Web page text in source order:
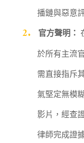
播鏈與惡意
官方聲明：
於所有主流
需直接指斥
氣堅定無模
影片，經查
律師完成證